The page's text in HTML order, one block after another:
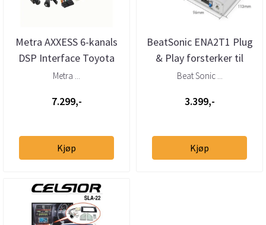
Metra AXXESS 6-kanals
DSP Interface Toyota
Lexus Subaru 1986 -&g
Metra ...
7.299,-
Kjøp
BeatSonic ENA2T1 Plug
& Play forsterker til
Toyota/Lexus/Subaru
Beat Sonic ...
3.399,-
Kjøp